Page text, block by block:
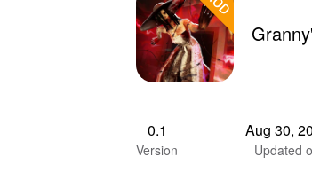
0.1
Version
Aug 30,
Updated